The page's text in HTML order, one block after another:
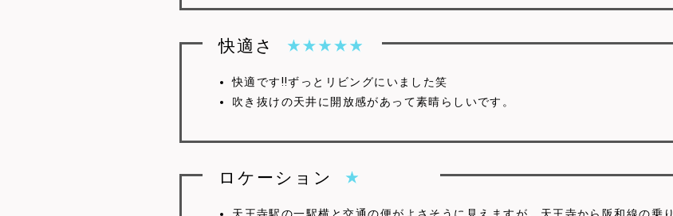
快適さ
快適です!!ずっとリビングにいました笑
吹き抜けの天井に開放感があって素晴らしいです。
ロケーション